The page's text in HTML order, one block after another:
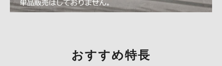
おすすめ特長